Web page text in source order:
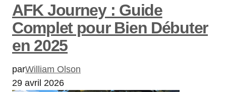
AFK Journey : Guide
Complet pour Bien Débuter
en 2025
parWilliam Olson
29 avril 2026